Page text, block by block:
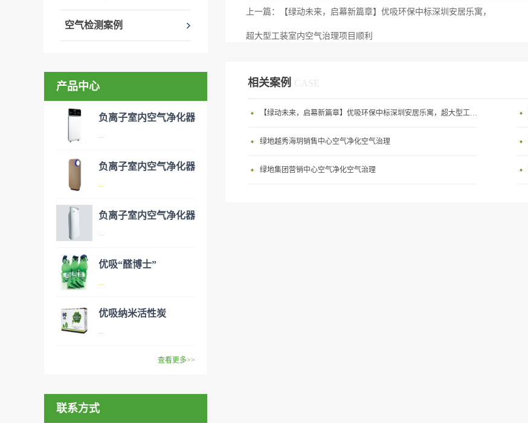
空气检测案例
产品中心
负离子室内空气净化器
...
般包括PM2.5、粉尘、花粉、
高空气清洁度的效果。主要功
能：除甲醛/除异味/杀菌应用
所、使用方法：见产品说明手
册
负离子室内空气净化器
...
般包括PM2.5、粉尘、花粉、
高空气清洁度的效果。主要功
能：除甲醛/除异味/杀菌应用
所、使用方法：见产品说明手
负离子室内空气净化器
...
般包括PM2.5、粉尘、花粉、
效去除挥发性有机物，有效提
所、使用方法：见产品说明手
优吸“醛博士”
...
在甲醛领域是非常专业的一位
以辅助净化空气，醛博士一肚
优吸纳米活性炭
...
无定形碳，也有排列规整的晶
查看更多>>
联系方式
上一篇： 【绿动未来，启幕新篇章】优吸环保中标深圳安居乐寓，
超大型工装室内空气治理项目顺利
相关案例 CASE
【绿动未来，启幕新篇章】优吸环保中标深圳安居乐寓，超大型工装室内空气治理项目顺利启航，匠心筑就健康空间！
绿地越秀海玥销售中心空气净化空气治理
绿地集团营销中心空气净化空气治理